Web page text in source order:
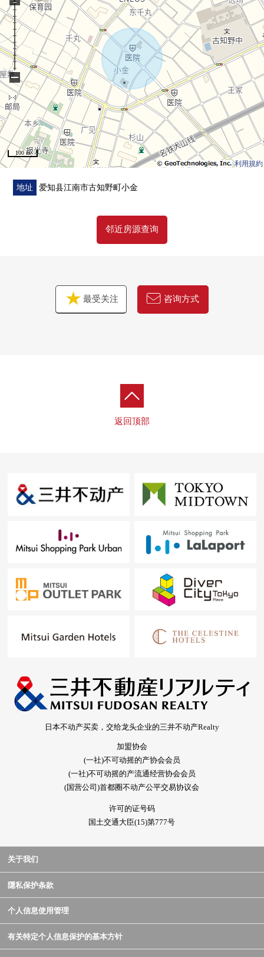
■在找想要的家方面给予帮助的━━━━━・・・
房源的详细、需讨论是如有意向，请跟我们联系。
利用規約
100 m
−
地址 爱知县江南市古知野町小金
邻近房源查询
最受关注 咨询方式
返回顶部
日本不动产买卖，交给龙头企业的三井不动产Realty
加盟协会
(一社)不可动摇的产协会会员
(一社)不可动摇的产流通经营协会会员
(国营公司)首都圈不动产公平交易协议会
许可的证号码
国土交通大臣(15)第777号
关于我们
隱私保护条款
个人信息使用管理
有关特定个人信息保护的基本方针